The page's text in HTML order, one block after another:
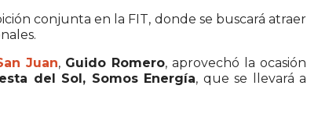
conjunta en la FIT, donde se buscará atraer
Juan, Guido Romero, aprovechó la ocasión
del Sol, Somos Energía, que se llevará a